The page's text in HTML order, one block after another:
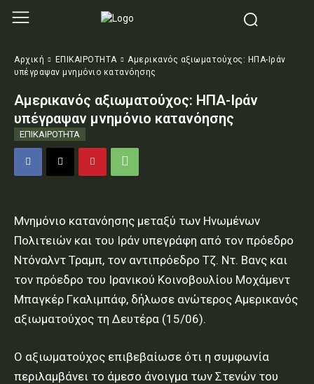
Αρχική ΕΠΙΚΑΙΡΟΤΗΤΑ
Αμερικανός αξιωματούχος: ΗΠΑ-Ιράν
υπέγραψαν μνημόνιο κατανόησης
Αμερικανός αξιωματούχος: ΗΠΑ-Ιράν
υπέγραψαν μνημόνιο κατανόησης
ΕΠΙΚΑΙΡΟΤΗΤΑ
Μνημόνιο κατανόησης μεταξύ των Ηνωμένων
Πολιτειών και του Ιράν υπεγράφη από τον πρόεδρο
Ντόναλντ Τραμπ, τον αντιπρόεδρο Τζ. Ντ. Βανς και
τον πρόεδρο του Ιρανικού Κοινοβουλίου Μοχάμεντ
Μπαγκέρ Γκαλιμπάφ, δήλωσε ανώτερος Αμερικανός
αξιωματούχος τη Δευτέρα (15/06).
Ο αξιωματούχος επιβεβαίωσε ότι η συμφωνία
περιλαμβάνει το άμεσο άνοιγμα των Στενών του